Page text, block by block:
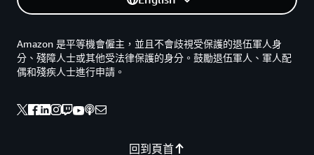
回到頁首
Amazon 是平等機會僱主，並且不會歧視受保護的退伍軍人身
分、殘障人士或其他受法律保護的身分。鼓勵退伍軍人、軍人配
偶和殘疾人士進行申請。